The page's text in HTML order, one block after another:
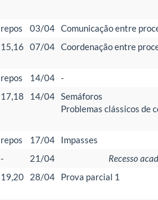
repos
03/04 Comunicação entre
15,16
07/04 Coordenação entre
repos
14/04 -
17,18
14/04 Semáforos
Problemas clássicos de
repos
17/04 Impasses
-
21/04
Recesso
19,20
28/04 Prova parcial 1